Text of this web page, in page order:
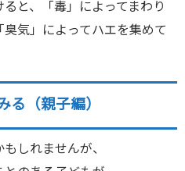
と、「毒」によってまわり
気」によってハエを集めて
る（親子編）
しれませんが、